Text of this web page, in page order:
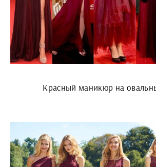
Красный маникюр на